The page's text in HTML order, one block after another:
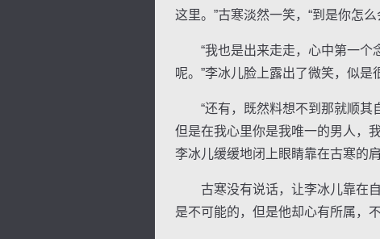
这里。”古寒淡然一笑，“到是你怎
“我也是出来走走，心中第一个
呢。”李冰儿脸上露出了微笑，似是
“还有，既然料想不到那就顺其自
但是在我心里你是我唯一的男人，
李冰儿缓缓地闭上眼睛靠在古寒的
古寒没有说话，让李冰儿靠在自
是不可能的，但是他却心有所属，